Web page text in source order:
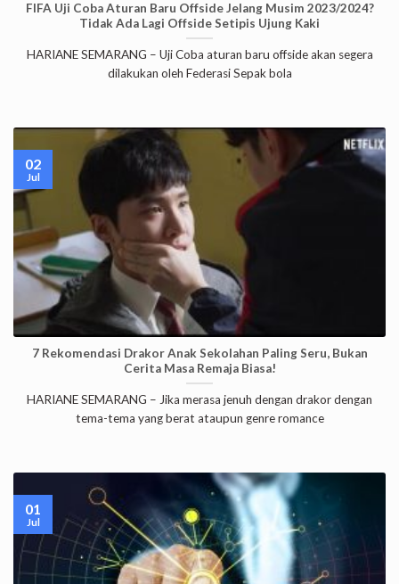
FIFA Uji Coba Aturan Baru Offside Jelang Musim 2023/2024?
Tidak Ada Lagi Offside Setipis Ujung Kaki
HARIANE SEMARANG – Uji Coba aturan baru offside akan segera
dilakukan oleh Federasi Sepak bola
7 Rekomendasi Drakor Anak Sekolahan Paling Seru, Bukan
Cerita Masa Remaja Biasa!
HARIANE SEMARANG – Jika merasa jenuh dengan drakor dengan
tema-tema yang berat ataupun genre romance
02
Jul
01
Jul